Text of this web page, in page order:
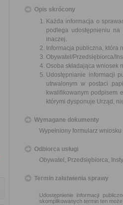
Opis skrócony
Każda informacja o
podlega udostępnieniu
inaczej.
Informacja publiczna, która
Obywatel/Przedsiębiorca/
Osoba składająca wniosek
Udostępnianie informacji
utrwalonym w postaci
kwalifikowanym podpisem
którymi dysponuje Urząd,
Wymagane dokumenty
Wypełniony formularz
Odbiorca usługi
Obywatel, Przedsiębiorca,
Termin załatwienia sprawy
Udostępnienie informacji
skomplikowanych termin ten